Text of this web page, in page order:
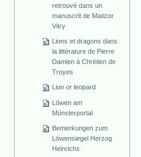
retrouvé dans un
manuscrit de Matizor
Vitry
Lions et dragons dans
la littérature de Pierre
Damien à Chrétien de
Troyes
Lion or leopard
Löwen am
Münsterportal
Bemerkungen zum
Löwensiegel Herzog
Heinrichs